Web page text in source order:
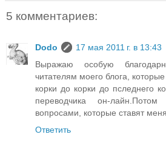
5 комментариев:
Dodo
17 мая 2011 г. в 13:43
Выражаю особую
читателям моего блога,
корки до корки до пследнего
переводчика он-
вопросами, которые ставят
Ответить